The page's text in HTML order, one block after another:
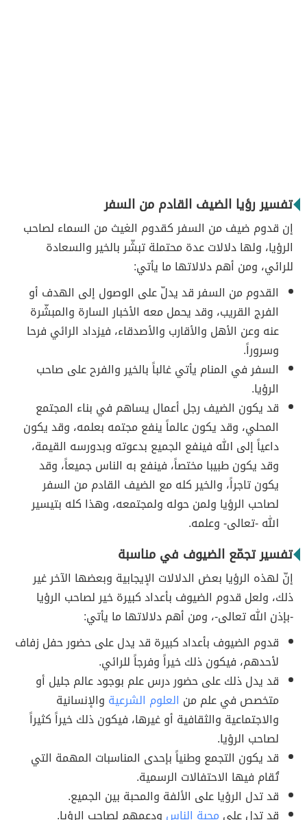
تفسير رؤيا الضيف القادم من السفر
إن قدوم ضيف من السفر كقدوم الغيث من السماء لصاحب
الرؤيا، ولها دلالات عدة محتملة تبشّر بالخير والسعادة
للرائي، ومن أهم دلالاتها ما يأتي:
القدوم من السفر قد يدلّ على الوصول إلى الهدف أو
الفرج القريب، وقد يحمل معه الأخبار السارة والمبشّرة
عنه وعن الأهل والأقارب والأصدقاء، فيزداد الرائي فرحا
وسروراً.
السفر في المنام يأتي غالباً بالخير والفرح على صاحب
الرؤيا.
قد يكون الضيف رجل أعمال يساهم في بناء المجتمع
المحلي، وقد يكون عالماً ينفع مجتمه بعلمه، وقد يكون
داعياً إلى الله فينفع الجميع بدعوته وبدورسه القيمة،
وقد يكون طبيبا مختصاً، فينفع به الناس جميعاً، وقد
يكون تاجراً، والخير كله مع الضيف القادم من السفر
لصاحب الرؤيا ولمن حوله ولمجتمعه، وهذا كله بتيسير
الله -تعالى- وعلمه.
تفسير تجمّع الضيوف في مناسبة
إنّ لهذه الرؤيا بعض الدلالات الإيجابية وبعضها الآخر غير
ذلك، ولعل قدوم الضيوف بأعداد كبيرة خير لصاحب الرؤيا
-بإذن الله تعالى-، ومن أهم دلالاتها ما يأتي:
قدوم الضيوف بأعداد كبيرة قد يدل على حضور حفل زفاف
لأحدهم، فيكون ذلك خيراً وفرجاً للرائي.
قد يدل ذلك على حضور درس علم بوجود عالم جليل أو
متخصص في علم من العلوم الشرعية والإنسانية
والاجتماعية والثقافية أو غيرها، فيكون ذلك خيراً كثيراً
لصاحب الرؤيا.
قد يكون التجمع وطنياً بإحدى المناسبات المهمة التي
تُقام فيها الاحتفالات الرسمية.
قد تدل الرؤيا على الألفة والمحبة بين الجميع.
قد تدل على محبة الناس ودعمهم لصاحب الرؤيا.